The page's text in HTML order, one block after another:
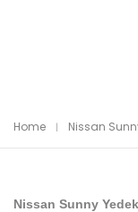
Home Nissan
Nissan Sunny